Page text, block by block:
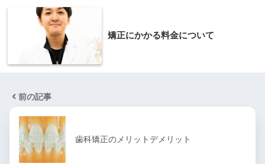
矯正にかかる料金について
前の記事
歯科矯正のメリットデメリット